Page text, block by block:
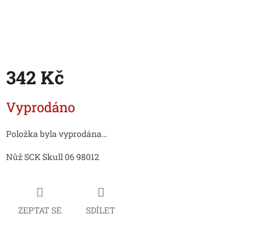
342 Kč
cena:
Vyprodáno
Položka byla vyprodána…
Nůž SCK Skull 06 98012
ZEPTAT SE SDÍLET